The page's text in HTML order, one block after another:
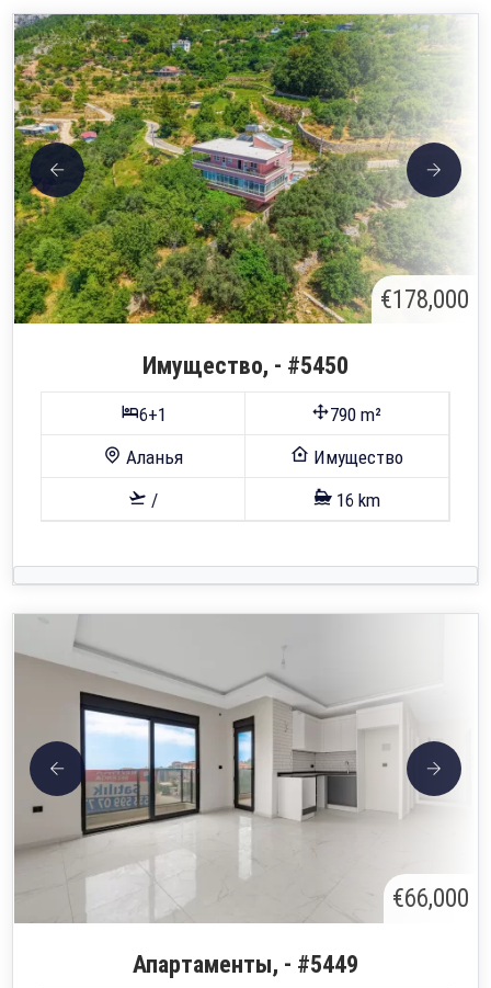
€178,000
Имущество, - #5450
6+1
790 m²
Аланья
Имущество
/
16 km
€66,000
Апартаменты, - #5449